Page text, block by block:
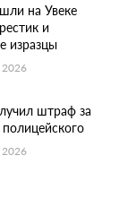
на Увеке
и
изразцы
2026
штраф за
2026